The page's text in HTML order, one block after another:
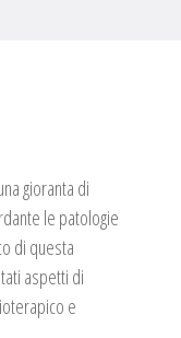
gioranta di
le patologie
di questa
aspetti di
e